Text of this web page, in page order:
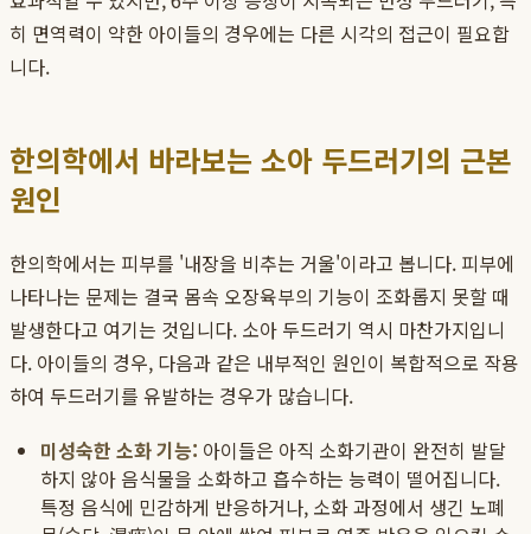
히 면역력이 약한 아이들의 경우에는 다른 시각의 접근이 필요합
니다.
한의학에서 바라보는 소아 두드러기의 근본
원인
한의학에서는 피부를 '내장을 비추는 거울'이라고 봅니다. 피부에
나타나는 문제는 결국 몸속 오장육부의 기능이 조화롭지 못할 때
발생한다고 여기는 것입니다. 소아 두드러기 역시 마찬가지입니
다. 아이들의 경우, 다음과 같은 내부적인 원인이 복합적으로 작용
하여 두드러기를 유발하는 경우가 많습니다.
미성숙한 소화 기능: 아이들은 아직 소화기관이 완전히 발달
하지 않아 음식물을 소화하고 흡수하는 능력이 떨어집니다.
특정 음식에 민감하게 반응하거나, 소화 과정에서 생긴 노폐